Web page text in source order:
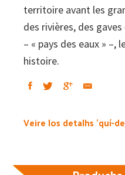
territoire avant les
des rivières, des
– « pays des eaux » –,
histoire.
Veire los detalhs 'quí-